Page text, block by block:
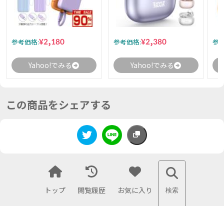
参考価格:¥2,180
Yahoo!でみる
参考価格:¥2,380
Yahoo!でみる
参
この商品をシェアする
トップ 閲覧履歴 お気に入り 検索